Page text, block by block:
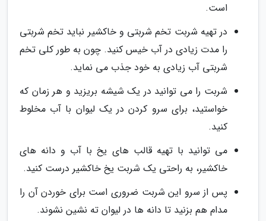
است.
در تهیه شربت تخم شربتی و خاکشیر نباید تخم شربتی
را مدت زیادی در آب خیس کنید. چون به طور کلی تخم
شربتی آب زیادی به خود جذب می نماید.
شربت را می توانید در یک شیشه بریزید و هر زمان که
خواستید، برای سرو کردن در یک لیوان با آب مخلوط
کنید.
می توانید با تهیه قالب های یخ با آب و دانه های
خاکشیر، به راحتی یک شربت یخ خاکشیر درست کنید.
پس از سرو این شربت ضروری است برای خوردن آن را
مدام هم بزنید تا دانه ها در لیوان ته نشین نشوند.